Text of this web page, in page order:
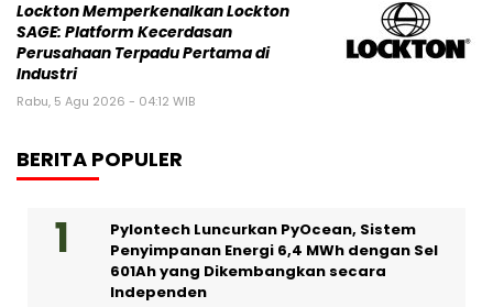
Lockton Memperkenalkan Lockton
SAGE: Platform Kecerdasan
Perusahaan Terpadu Pertama di
Industri
Rabu, 5 Agu 2026 - 04:12 WIB
BERITA POPULER
Pylontech Luncurkan PyOcean, Sistem
Penyimpanan Energi 6,4 MWh dengan Sel
601Ah yang Dikembangkan secara
Independen